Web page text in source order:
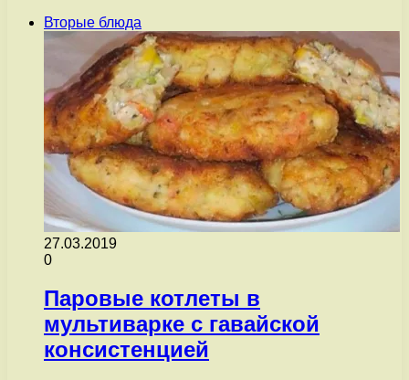
Вторые блюда
27.03.2019
0
Паровые котлеты в
мультиварке с гавайской
консистенцией